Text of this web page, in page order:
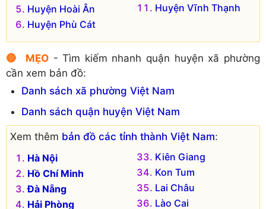
Huyện Hoài Ân
Huyện Phù Cát
Huyện Vĩnh Thạnh
🔴 MẸO- Tìm kiếm nhanh quận huyện xã phường
cần xem bản đồ:
Danh sách xã phường Việt Nam
Danh sách quận huyện Việt Nam
Xem thêm bản đồ các tỉnh thành Việt Nam:
Hà Nội
Hồ Chí Minh
Đà Nẵng
Hải Phòng
Kiên Giang
Kon Tum
Lai Châu
Lào Cai